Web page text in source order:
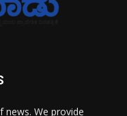
news. We provide